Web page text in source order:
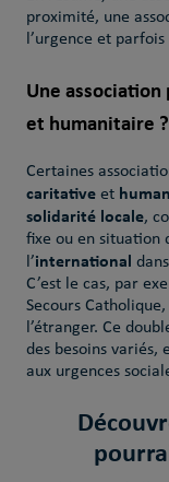
proximité, une
l’urgence et
Une
et humanitaire ?
Certaines
caritativeet
solidarité locale,
fixe ou en situation
l’international
C’est le cas, par
Secours
l’étranger. Ce
des besoins variés,
aux urgences